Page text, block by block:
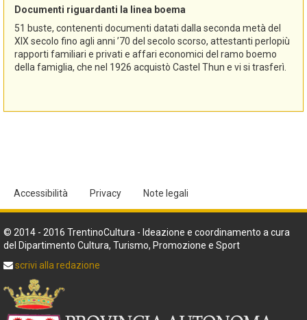
Documenti riguardanti la linea boema
51 buste, contenenti documenti datati dalla seconda metà del
XIX secolo fino agli anni ’70 del secolo scorso, attestanti perlopiù
rapporti familiari e privati e affari economici del ramo boemo
della famiglia, che nel 1926 acquistò Castel Thun e vi si trasferì.
Accessibilità Privacy Note legali
© 2014 - 2016 TrentinoCultura - Ideazione e coordinamento a cura
del Dipartimento Cultura, Turismo, Promozione e Sport
scrivi alla redazione